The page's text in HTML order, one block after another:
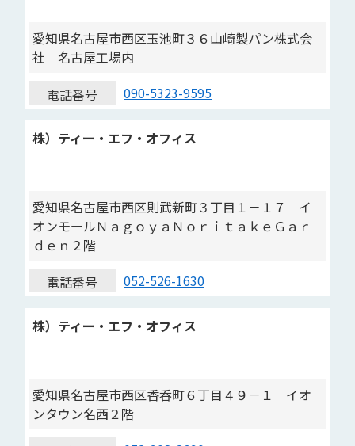
愛知県名古屋市西区玉池町３６山崎製パン株式会
社 名古屋工場内
電話番号
090-5323-9595
株）ティー・エフ・オフィス
愛知県名古屋市西区則武新町３丁目１－１７ イ
オンモールＮａｇｏｙａＮｏｒｉｔａｋｅＧａｒ
ｄｅｎ２階
電話番号
052-526-1630
株）ティー・エフ・オフィス
愛知県名古屋市西区香呑町６丁目４９－１ イオ
ンタウン名西２階